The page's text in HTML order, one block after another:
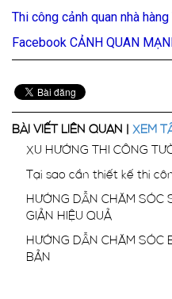
Thi công cảnh quan nhà
Facebook CẢNH QUAN
BÀI VIẾT LIÊN QUAN | XEM
XU HƯỚNG THI CÔNG
Tại sao cần thiết kế thi
HƯỚNG DẪN CHĂM SÓC
GIẢN HIỆU QUẢ
HƯỚNG DẪN CHĂM SÓC
BẢN